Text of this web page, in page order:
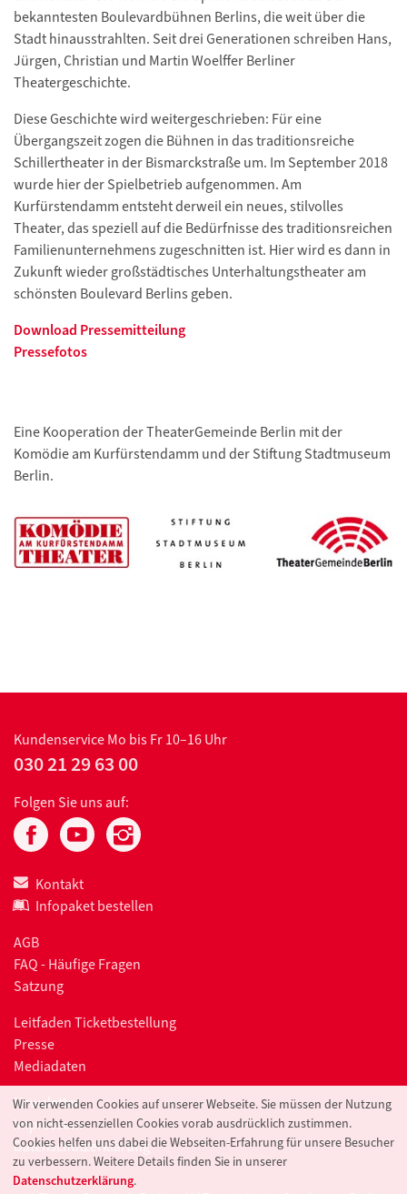
bekanntesten Boulevardbühnen Berlins, die weit über die
Stadt hinausstrahlten. Seit drei Generationen schreiben Hans,
Jürgen, Christian und Martin Woelffer Berliner
Theatergeschichte.
Diese Geschichte wird weitergeschrieben: Für eine
Übergangszeit zogen die Bühnen in das traditionsreiche
Schillertheater in der Bismarckstraße um. Im September 2018
wurde hier der Spielbetrieb aufgenommen. Am
Kurfürstendamm entsteht derweil ein neues, stilvolles
Theater, das speziell auf die Bedürfnisse des traditionsreichen
Familienunternehmens zugeschnitten ist. Hier wird es dann in
Zukunft wieder großstädtisches Unterhaltungstheater am
schönsten Boulevard Berlins geben.
Download Pressemitteilung
Pressefotos
Eine Kooperation der TheaterGemeinde Berlin mit der
Komödie am Kurfürstendamm und der Stiftung Stadtmuseum
Berlin.
KundenserviceMo bis Fr 10–16 Uhr
030 21 29 63 00
Folgen Sie uns auf:
Kontakt
Infopaket bestellen
AGB
FAQ - Häufige Fragen
Satzung
Leitfaden Ticketbestellung
Presse
Mediadaten
Newsletter
Impressum
Datenschutzerklärung
Wir verwenden Cookies auf unserer Webseite. Sie müssen der Nutzung
von nicht-essenziellen Cookies vorab ausdrücklich zustimmen.
Cookies helfen uns dabei die Webseiten-Erfahrung für unsere Besucher
zu verbessern. Weitere Details finden Sie in unserer
Datenschutzerklärung.